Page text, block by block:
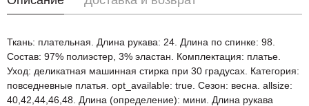
Ткань: плательная. Длина рукава: 24. Длина по спинке: 98.
Состав: 97% полиэстер, 3% эластан. Комплектация: платье.
Уход: деликатная машинная стирка при 30 градусах. Категория:
повседневные платья. opt_available: true. Сезон: весна. allsize:
40,42,44,46,48. Длина (определение): мини. Длина рукава